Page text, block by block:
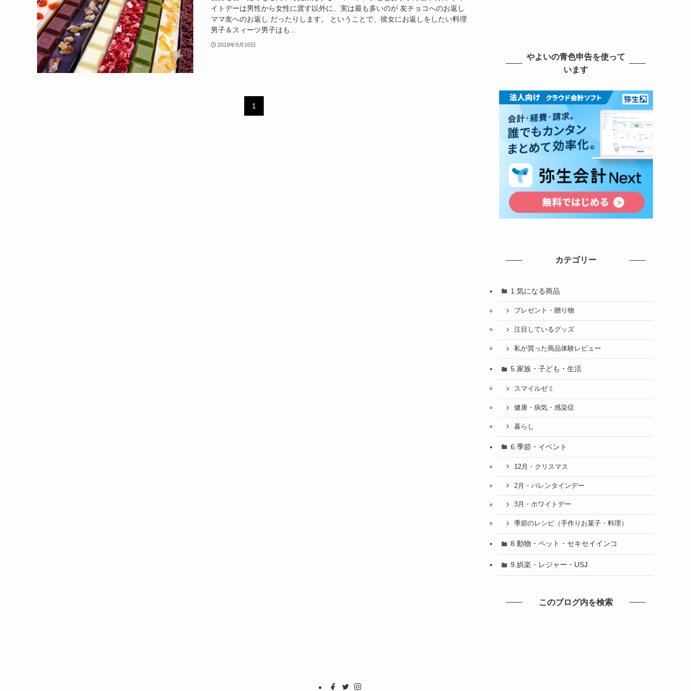
イトデーは男性から女性に渡す以外に、実は最も多いのが 友チョコへのお返し
ママ友へのお返し だったりします。 ということで、彼女にお返しをしたい料理
男子＆スィーツ男子はも...
2018年9月10日
1
やよいの青色申告を使って
います
カテゴリー
1.気になる商品
プレゼント・贈り物
注目しているグッズ
私が買った商品体験レビュー
5.家族・子ども・生活
スマイルゼミ
健康・病気・感染症
暮らし
6.季節・イベント
12月・クリスマス
2月・バレンタインデー
3月・ホワイトデー
季節のレシピ（手作りお菓子・料理）
8.動物・ペット・セキセイインコ
9.娯楽・レジャー・USJ
このブログ内を検索